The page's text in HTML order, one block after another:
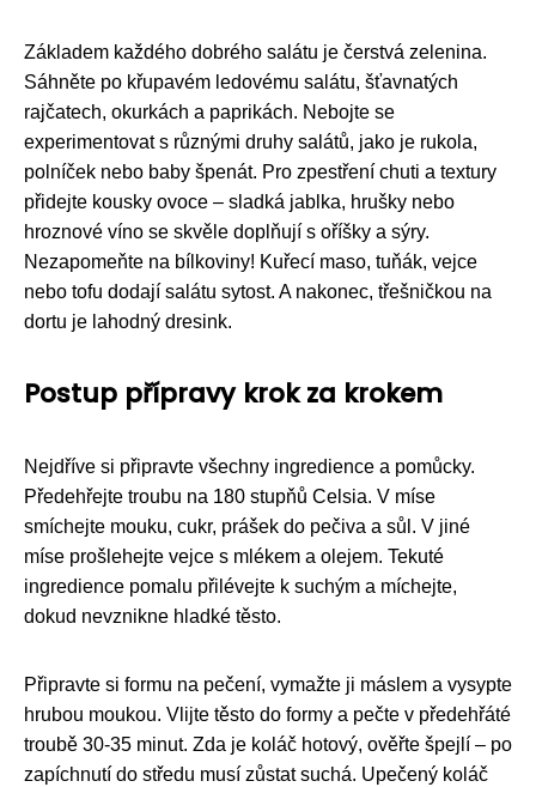
Základem každého dobrého salátu je čerstvá zelenina.
Sáhněte po křupavém ledovému salátu, šťavnatých
rajčatech, okurkách a paprikách. Nebojte se
experimentovat s různými druhy salátů, jako je rukola,
polníček nebo baby špenát. Pro zpestření chuti a textury
přidejte kousky ovoce – sladká jablka, hrušky nebo
hroznové víno se skvěle doplňují s oříšky a sýry.
Nezapomeňte na bílkoviny! Kuřecí maso, tuňák, vejce
nebo tofu dodají salátu sytost. A nakonec, třešničkou na
dortu je lahodný dresink.
Postup přípravy krok za krokem
Nejdříve si připravte všechny ingredience a pomůcky.
Předehřejte troubu na 180 stupňů Celsia. V míse
smíchejte mouku, cukr, prášek do pečiva a sůl. V jiné
míse prošlehejte vejce s mlékem a olejem. Tekuté
ingredience pomalu přilévejte k suchým a míchejte,
dokud nevznikne hladké těsto.
Připravte si formu na pečení, vymažte ji máslem a vysypte
hrubou moukou. Vlijte těsto do formy a pečte v předehřáté
troubě 30-35 minut. Zda je koláč hotový, ověřte špejlí – po
zapíchnutí do středu musí zůstat suchá. Upečený koláč